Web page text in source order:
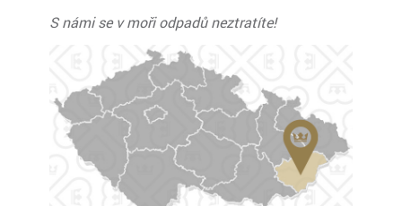
S námi se v moři odpadů neztratíte!